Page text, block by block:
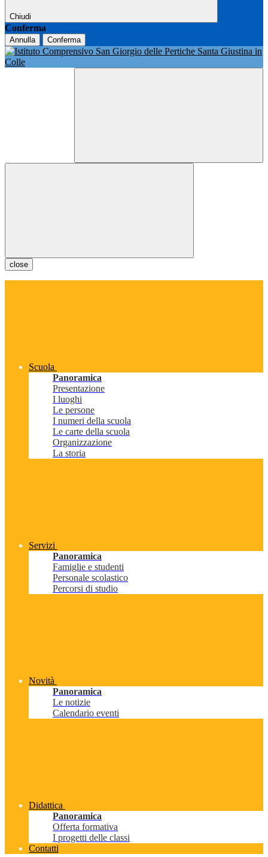
Chiudi
Conferma
Annulla Conferma
close
Scuola
Panoramica
Presentazione
I luoghi
Le persone
I numeri della scuola
Le carte della scuola
Organizzazione
La storia
Servizi
Panoramica
Famiglie e studenti
Personale scolastico
Percorsi di studio
Novità
Panoramica
Le notizie
Calendario eventi
Didattica
Panoramica
Offerta formativa
I progetti delle classi
Contatti